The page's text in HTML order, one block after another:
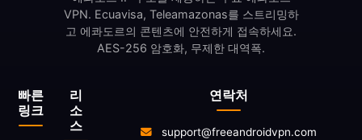
빠른
링크
리
소
스
VPN. Ecuavisa, Teleamazonas를 스트리밍하
고 에콰도르의 콘텐츠에 안전하게 접속하세요.
AES-256 암호화, 무제한 대역폭.
연락처
support@freeandroidvpn.com